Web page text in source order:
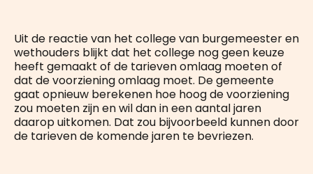
Uit de reactie van het college van burgemeester en
wethouders blijkt dat het college nog geen keuze
heeft gemaakt of de tarieven omlaag moeten of
dat de voorziening omlaag moet. De gemeente
gaat opnieuw berekenen hoe hoog de voorziening
zou moeten zijn en wil dan in een aantal jaren
daarop uitkomen. Dat zou bijvoorbeeld kunnen door
de tarieven de komende jaren te bevriezen.